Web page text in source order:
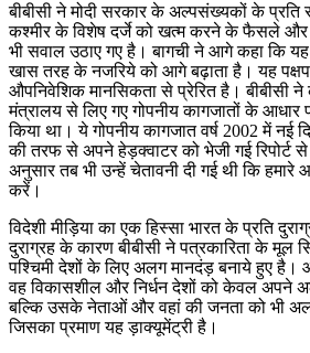
बीबीसी ने मोदी सरकार के अल्पसंख्यकों के प्रति
कश्मीर के विशेष दर्जे को खत्म करने के फैसले और
भी सवाल उठाए गए है। बागची ने आगे कहा कि यह
खास तरह के नजरिये को आगे बढ़ाता है। यह
औपनिवेशिक मानसिकता से प्रेरित है। बीबीसी
मंत्रालय से लिए गए गोपनीय कागजातों के आधार
किया था। ये गोपनीय कागजात वर्ष 2002 में नई
की तरफ से अपने हेड़क्वाटर को भेजी गई
अनुसार तब भी उन्हें चेतावनी दी गई थी कि हमारे
करें।
विदेशी मीड़िया का एक हिस्सा भारत के प्रति
दुराग्रह के कारण बीबीसी ने पत्रकारिता के मूल
पश्चिमी देशों के लिए अलग मानदंड़ बनाये हुए है।
वह विकासशील और निर्धन देशों को केवल अपने
बल्कि उसके नेताओं और वहां की जनता को भी
जिसका प्रमाण यह ड़ाक्यूमेंट्री है।